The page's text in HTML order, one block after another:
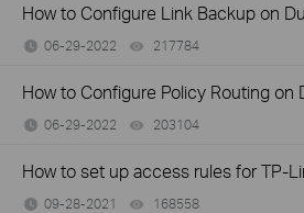
How to Configure Link Backup on
06-29-2022 217784
How to Configure Policy Routing on
06-29-2022 203104
How to set up access rules for TP-
09-28-2021 168558